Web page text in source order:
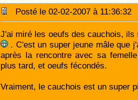
Posté le 02-02-2007 à
J'ai miré les oeufs des cauchois,
. C'est un super jeune mâle que
après la rencontre avec sa
plus tard, et oeufs fécondés.
Vraiment, le cauchois est un super